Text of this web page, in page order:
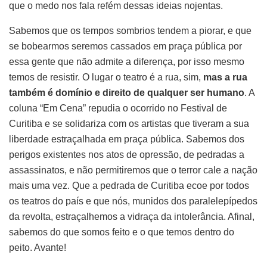
que o medo nos fala refém dessas ideias nojentas.
Sabemos que os tempos sombrios tendem a piorar, e que
se bobearmos seremos cassados em praça pública por
essa gente que não admite a diferença, por isso mesmo
temos de resistir. O lugar o teatro é a rua, sim, mas a rua
também é domínio e direito de qualquer ser humano. A
coluna “Em Cena” repudia o ocorrido no Festival de
Curitiba e se solidariza com os artistas que tiveram a sua
liberdade estraçalhada em praça pública. Sabemos dos
perigos existentes nos atos de opressão, de pedradas a
assassinatos, e não permitiremos que o terror cale a nação
mais uma vez. Que a pedrada de Curitiba ecoe por todos
os teatros do país e que nós, munidos dos paralelepípedos
da revolta, estraçalhemos a vidraça da intolerância. Afinal,
sabemos do que somos feito e o que temos dentro do
peito. Avante!